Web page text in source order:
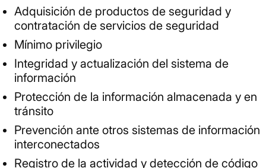
Adquisición de productos de seguridad y
contratación de servicios de seguridad
Mínimo privilegio
Integridad y actualización del sistema de
información
Protección de la información almacenada y en
tránsito
Prevención ante otros sistemas de información
interconectados
Registro de la actividad y detección de código